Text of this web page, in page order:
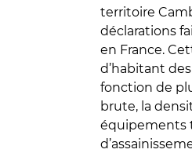
territoire
déclarations
en France.
d’habitant
fonction de
brute, la
équipements